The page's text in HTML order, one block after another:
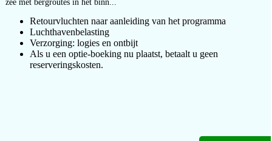
zee met bergroutes in het binn...
Retourvluchten naar aanleiding van het programma
Luchthavenbelasting
Verzorging: logies en ontbijt
Als u een optie-boeking nu plaatst, betaalt u geen
reserveringskosten.